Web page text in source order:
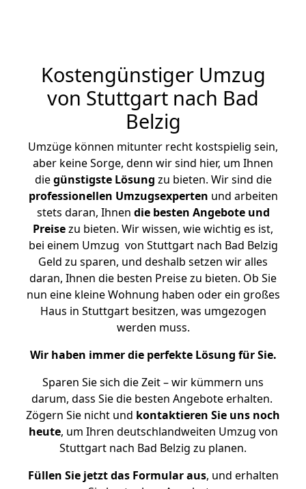
Kostengünstiger Umzug
von Stuttgart nach Bad
Belzig
Umzüge können mitunter recht kostspielig sein,
aber keine Sorge, denn wir sind hier, um Ihnen
diegünstigste Lösung zu bieten. Wir sind die
professionellen Umzugsexperten und arbeiten
stets daran, Ihnen die besten Angebote und
Preisezu bieten. Wir wissen, wie wichtig es ist,
bei einem Umzug von Stuttgart nach Bad Belzig
Geld zu sparen, und deshalb setzen wir alles
daran, Ihnen die besten Preise zu bieten. Ob Sie
nun eine kleine Wohnung haben oder ein großes
Haus in Stuttgart besitzen, was umgezogen
werden muss.
Wir haben immer die perfekte Lösung für Sie.
Sparen Sie sich die Zeit – wir kümmern uns
darum, dass Sie die besten Angebote erhalten.
Zögern Sie nicht und kontaktieren Sie uns noch
heute, um Ihren deutschlandweiten Umzug von
Stuttgart nach Bad Belzig zu planen.
Füllen Sie jetzt das Formular aus, und erhalten